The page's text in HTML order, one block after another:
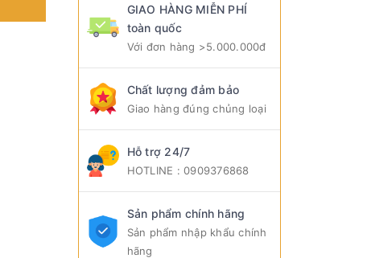
GIAO HÀNG MIỄN PHÍ
toàn quốc
Với đơn hàng >5.000.000đ
Chất lượng đảm bảo
Giao hàng đúng chủng loại
Hỗ trợ 24/7
HOTLINE : 0909376868
Sản phẩm chính hãng
Sản phẩm nhập khẩu chính
hãng